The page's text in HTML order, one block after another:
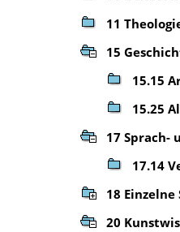
11
15
15.15
15.25
17 Sprach-
17.14
18
20